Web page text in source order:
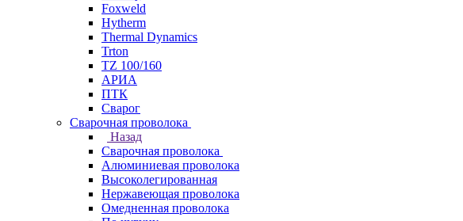
Foxweld
Hytherm
Thermal Dynamics
Trton
TZ 100/160
АРИА
ПТК
Сварог
Сварочная проволока
Назад
Сварочная проволока
Алюминиевая проволока
Высоколегированная
Нержавеющая проволока
Омедненная проволока